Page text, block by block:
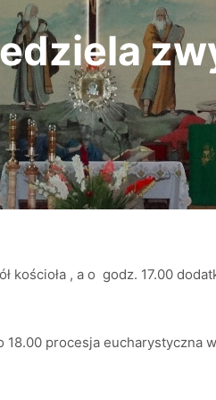
kościoła , a o godz. 17.00
procesja eucharystyczna